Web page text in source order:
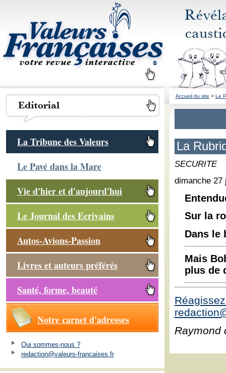
La Tribune des Valeurs
Le Pavé dans la Mare
Vie d'hier et d'aujourd'hui
Le Journal des Ecrivains
Autos-Avions-Passion
Livres et auteurs préférés
Santé, forme, beauté
Notre carnet d'adresses
Qui sommes-nous ?
redaction@valeurs-francaises.fr
Accueil du site > Le
La
SECURITE
dimanche 27
Sur la
Dans le
Mais
plus de
Raymond